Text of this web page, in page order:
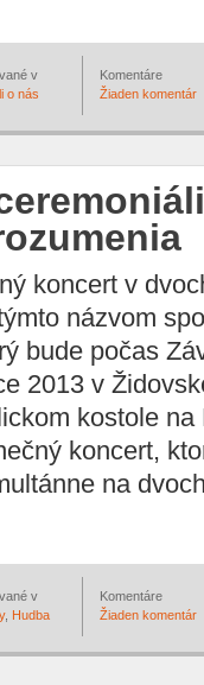
v
o nás
Komentáre
Žiaden komentár
koncert v
názvom
bude počas
2013 v
kostole
koncert,
na
v
, Hudba
Komentáre
Žiaden komentár